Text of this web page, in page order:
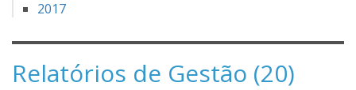
2017
Relatórios de Gestão (20)